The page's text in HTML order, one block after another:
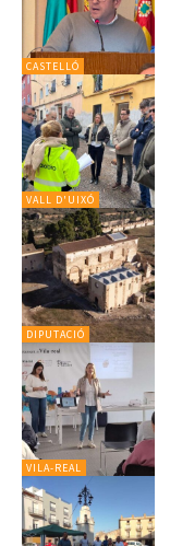
CASTELLÓ
VALL D'UIXÓ
DIPUTACIÓ
VILA-REAL